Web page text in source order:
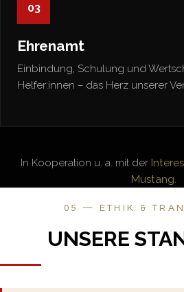
03
Ehrenamt
Einbindung, Schulung und
Helfer:innen – das Herz unserer
In Kooperation u. a. mit der
Mustang.
05 — ETHIK &
UNSERE